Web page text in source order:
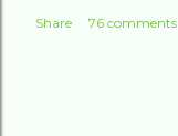
Share 76 comments